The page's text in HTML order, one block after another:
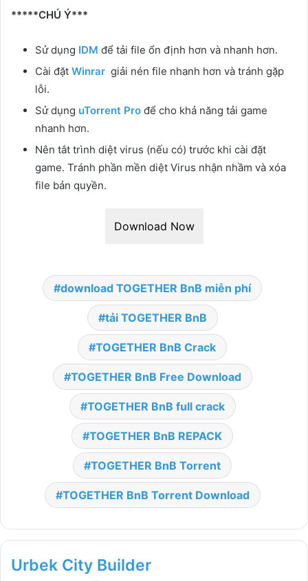
*****CHÚ Ý***
Sử dụng IDM để tải file ổn định hơn và nhanh hơn.
Cài đặt Winrar giải nén file nhanh hơn và tránh gặp
lỗi.
Sử dụng uTorrent Pro để cho khả năng tải game
nhanh hơn.
Nên tắt trình diệt virus (nếu có) trước khi cài đặt
game. Tránh phần mền diệt Virus nhận nhầm và xóa
file bản quyền.
Download Now
download TOGETHER BnB miễn phí
tải TOGETHER BnB
TOGETHER BnB Crack
TOGETHER BnB Free Download
TOGETHER BnB full crack
TOGETHER BnB REPACK
TOGETHER BnB Torrent
TOGETHER BnB Torrent Download
Urbek City Builder